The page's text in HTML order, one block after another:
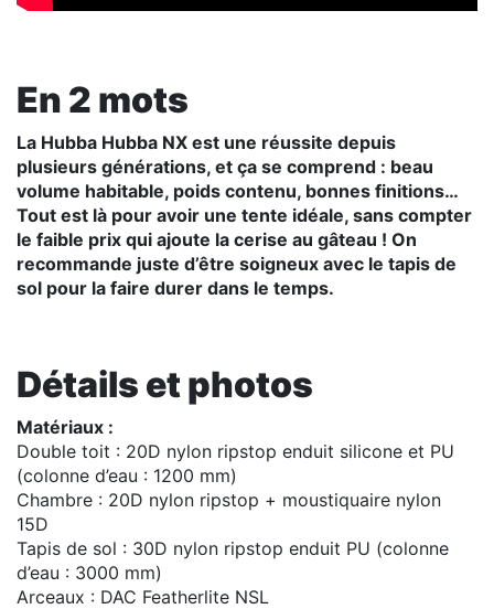
En 2 mots
La Hubba Hubba NX est une réussite depuis
plusieurs générations, et ça se comprend : beau
volume habitable, poids contenu, bonnes finitions…
Tout est là pour avoir une tente idéale, sans compter
le faible prix qui ajoute la cerise au gâteau ! On
recommande juste d’être soigneux avec le tapis de
sol pour la faire durer dans le temps.
Détails et photos
Matériaux :
Double toit : 20D nylon ripstop enduit silicone et PU
(colonne d’eau : 1200 mm)
Chambre : 20D nylon ripstop + moustiquaire nylon
15D
Tapis de sol : 30D nylon ripstop enduit PU (colonne
d’eau : 3000 mm)
Arceaux : DAC Featherlite NSL